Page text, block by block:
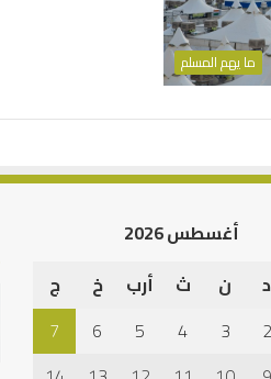
ما يهم المسلم
أغسطس 2026
د ن ث أرب خ
ج
2
3
4
5
6
7